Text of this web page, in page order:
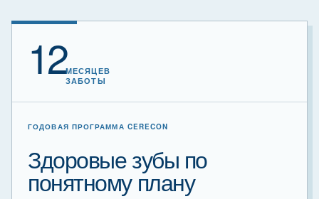
12МЕСЯЦЕВ
ЗАБОТЫ
ГОДОВАЯ ПРОГРАММА CERECON
Здоровые зубы по
понятному плану